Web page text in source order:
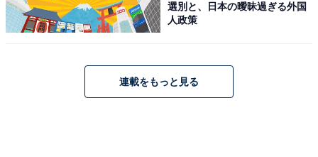
選別と、日本の曖昧過ぎる外国
人政策
連載をもっと見る